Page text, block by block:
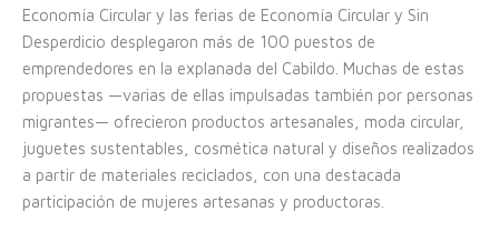
Economía Circular y las ferias de Economía Circular y Sin
Desperdicio desplegaron más de 100 puestos de
emprendedores en la explanada del Cabildo. Muchas de estas
propuestas —varias de ellas impulsadas también por personas
migrantes— ofrecieron productos artesanales, moda circular,
juguetes sustentables, cosmética natural y diseños realizados
a partir de materiales reciclados, con una destacada
participación de mujeres artesanas y productoras.